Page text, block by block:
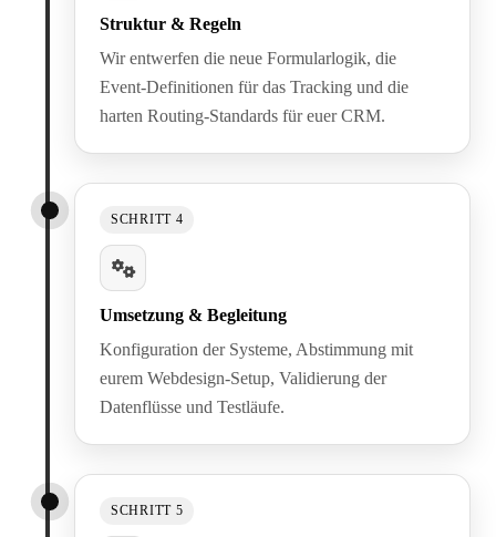
Struktur & Regeln
Wir entwerfen die neue Formularlogik, die
Event-Definitionen für das Tracking und die
harten Routing-Standards für euer CRM.
SCHRITT 4
Umsetzung & Begleitung
Konfiguration der Systeme, Abstimmung mit
eurem Webdesign-Setup, Validierung der
Datenflüsse und Testläufe.
SCHRITT 5